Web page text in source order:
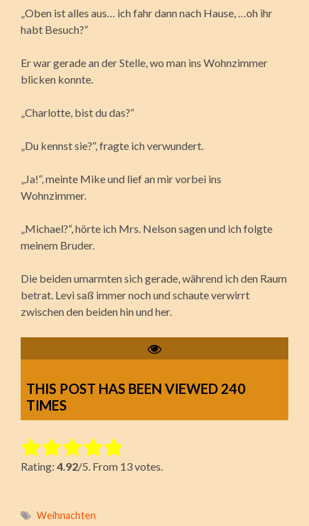
„Oben ist alles aus… ich fahr dann nach Hause, …oh ihr
habt Besuch?“
Er war gerade an der Stelle, wo man ins Wohnzimmer
blicken konnte.
„Charlotte, bist du das?“
„Du kennst sie?“, fragte ich verwundert.
„Ja!“, meinte Mike und lief an mir vorbei ins
Wohnzimmer.
„Michael?“, hörte ich Mrs. Nelson sagen und ich folgte
meinem Bruder.
Die beiden umarmten sich gerade, während ich den Raum
betrat. Levi saß immer noch und schaute verwirrt
zwischen den beiden hin und her.
THIS POST HAS BEEN VIEWED 240
TIMES
Rate this item:
Submit Rating
Rating: 4.92/5. From 13 votes.
Weihnachten